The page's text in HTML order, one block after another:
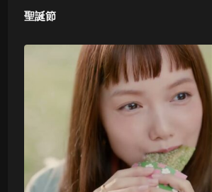
聖誕節